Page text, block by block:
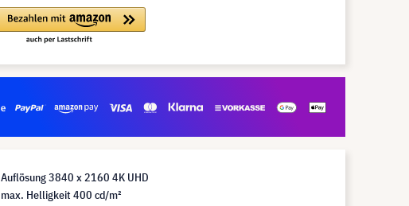
Auflösung 3840 x 2160 4K UHD
max. Helligkeit 400 cd/m²